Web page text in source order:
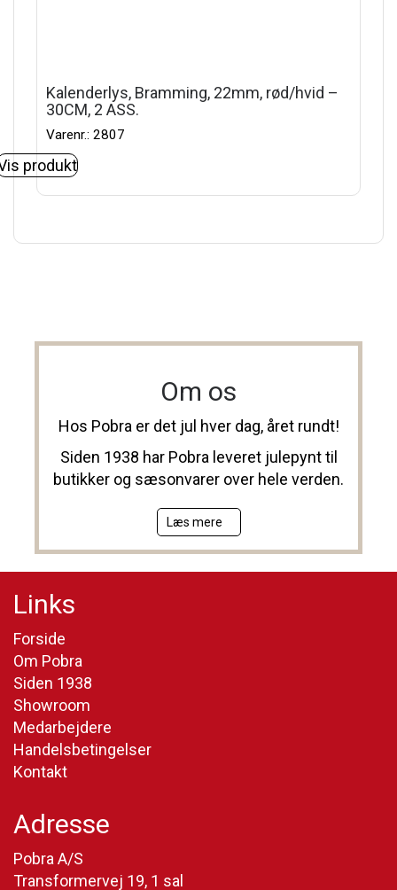
Kalenderlys, Bramming, 22mm, rød/hvid –
30CM, 2 ASS.
Varenr.: 2807
produkt
Om os
Hos Pobra er det jul hver dag, året rundt!
Siden 1938 har Pobra leveret julepynt til
butikker og sæsonvarer over hele verden.
Læs mere
Links
Forside
Om Pobra
Siden 1938
Showroom
Medarbejdere
Handelsbetingelser
Kontakt
Adresse
Pobra A/S
Transformervej 19, 1 sal